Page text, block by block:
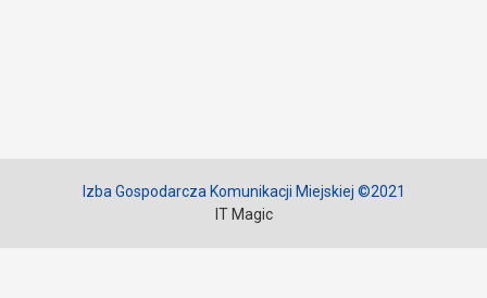
Izba Gospodarcza Komunikacji Miejskiej ©2021
IT Magic